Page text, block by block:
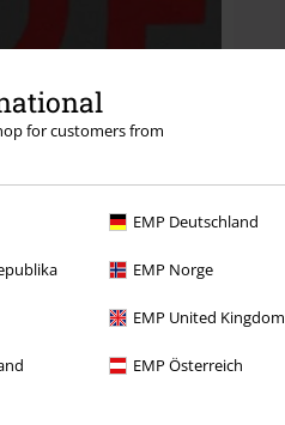
for customers from
EMP Deutschland
EMP Norge
EMP United Kingdom
EMP Österreich